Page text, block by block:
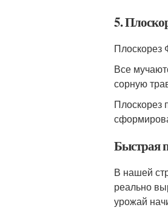
5.
Плоскорез
Все
сорную
Плоскорез
Быстрая
В нашей
реально
урожай